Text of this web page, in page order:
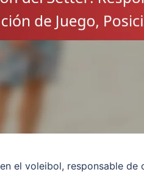
el voleibol, responsable